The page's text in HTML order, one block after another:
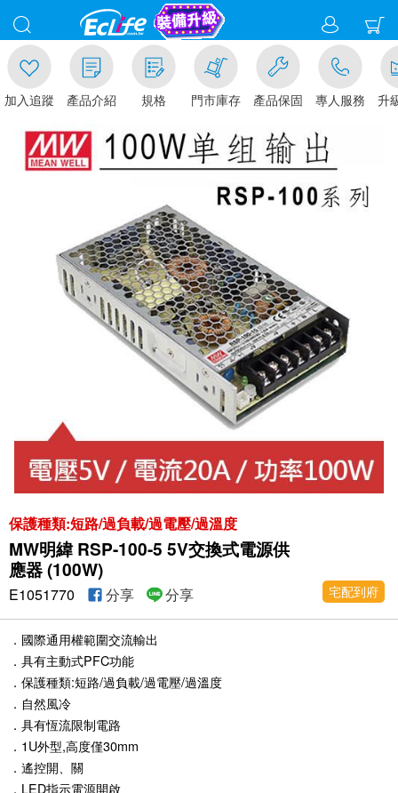
加入追蹤 產品介紹 規格 門市庫存 產品保固 專人服務 升
保護種類:短路/過負載/過電壓/過溫度
MW明緯 RSP-100-5 5V交換式電源供
應器 (100W)
宅配到府
E1051770 分享 分享
．國際通用權範圍交流輸出
．具有主動式PFC功能
．保護種類:短路/過負載/過電壓/過溫度
．自然風冷
．具有恆流限制電路
．1U外型,高度僅30mm
．遙控開、關
．LED指示電源開啟